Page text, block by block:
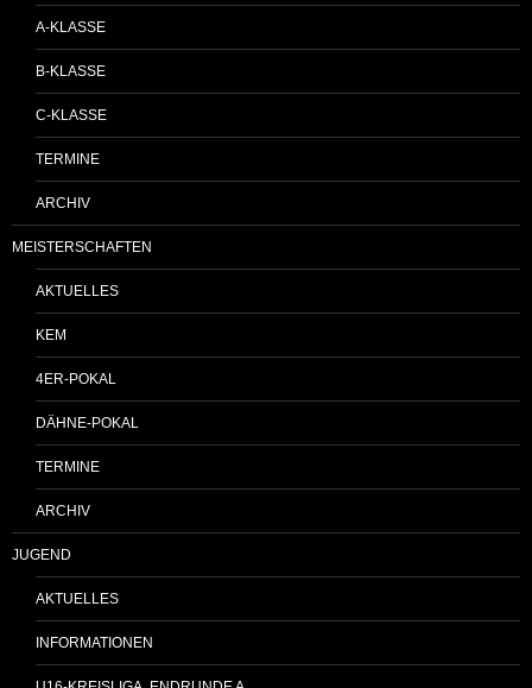
A-KLASSE
B-KLASSE
C-KLASSE
TERMINE
ARCHIV
MEISTERSCHAFTEN
AKTUELLES
KEM
4ER-POKAL
DÄHNE-POKAL
TERMINE
ARCHIV
JUGEND
AKTUELLES
INFORMATIONEN